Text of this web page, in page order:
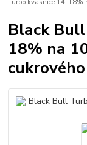
Turbo kvasnice 14-18%
Black
18% na